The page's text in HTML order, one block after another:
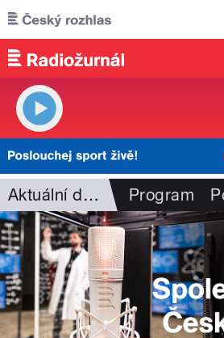
Přejít k hlavnímu obsahu
Aktuální dění Program